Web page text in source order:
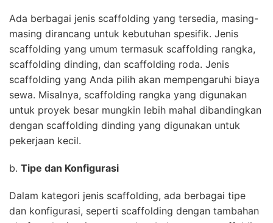
Ada berbagai jenis scaffolding yang tersedia, masing-
masing dirancang untuk kebutuhan spesifik. Jenis
scaffolding yang umum termasuk scaffolding rangka,
scaffolding dinding, dan scaffolding roda. Jenis
scaffolding yang Anda pilih akan mempengaruhi biaya
sewa. Misalnya, scaffolding rangka yang digunakan
untuk proyek besar mungkin lebih mahal dibandingkan
dengan scaffolding dinding yang digunakan untuk
pekerjaan kecil.
b. Tipe dan Konfigurasi
Dalam kategori jenis scaffolding, ada berbagai tipe
dan konfigurasi, seperti scaffolding dengan tambahan